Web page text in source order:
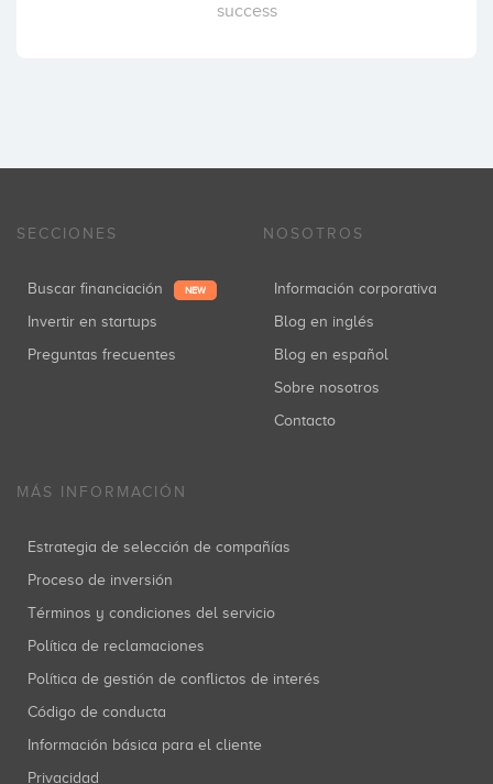
success
SECCIONES
Buscar financiación NEW
Invertir en startups
Preguntas frecuentes
NOSOTROS
Información corporativa
Blog en inglés
Blog en español
Sobre nosotros
Contacto
MÁS INFORMACIÓN
Estrategia de selección de compañías
Proceso de inversión
Términos y condiciones del servicio
Política de reclamaciones
Política de gestión de conflictos de interés
Código de conducta
Información básica para el cliente
Privacidad